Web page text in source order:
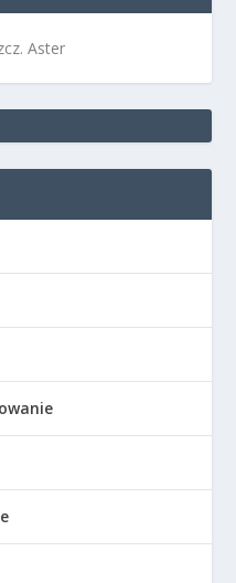
. Aster